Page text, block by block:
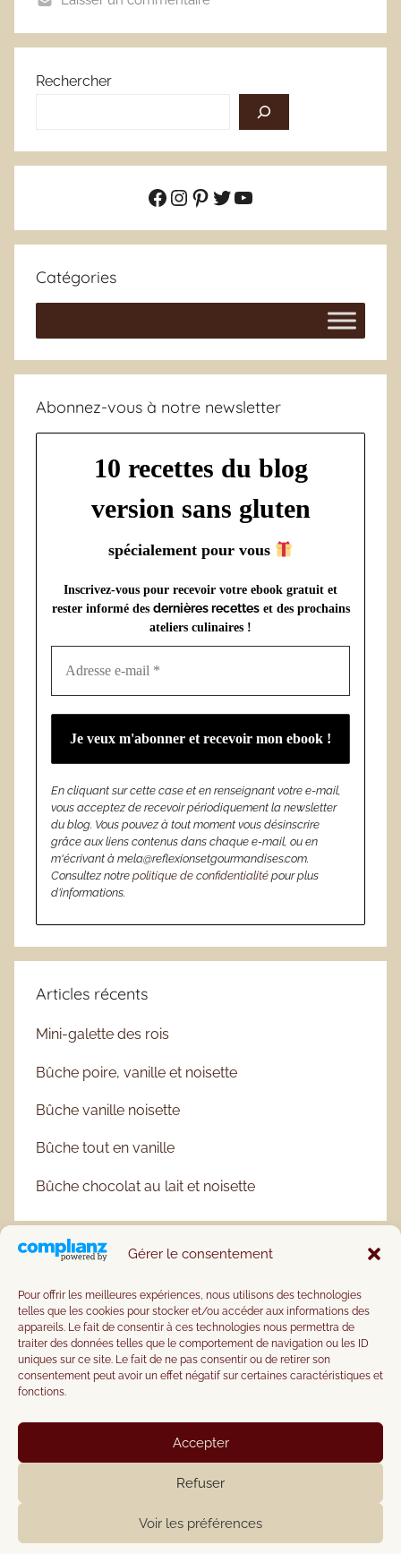
Gérer le consentement
Pour offrir les meilleures expériences, nous utilisons des technologies
telles que les cookies pour stocker et/ou accéder aux informations des
appareils. Le fait de consentir à ces technologies nous permettra de
traiter des données telles que le comportement de navigation ou les ID
uniques sur ce site. Le fait de ne pas consentir ou de retirer son
consentement peut avoir un effet négatif sur certaines caractéristiques et
fonctions.
Accepter
Refuser
Voir les préférences
Rechercher
Facebook
Instagram
Pinterest
Twitter
YouTube
Catégories
Abonnez-vous à notre newsletter
10 recettes du blog
version sans gluten
spécialement pour vous
Inscrivez-vous pour recevoir votre ebook gratuit et
rester informé des dernières recettes et des prochains
ateliers culinaires !
En cliquant sur cette case et en renseignant votre e-mail,
vous acceptez de recevoir périodiquement la newsletter
du blog. Vous pouvez à tout moment vous désinscrire
grâce aux liens contenus dans chaque e-mail, ou en
m'écrivant à mela@reflexionsetgourmandises.com.
Consultez notre politique de confidentialité pour plus
d’informations.
Articles récents
Mini-galette des rois
Bûche poire, vanille et noisette
Bûche vanille noisette
Bûche tout en vanille
Bûche chocolat au lait et noisette